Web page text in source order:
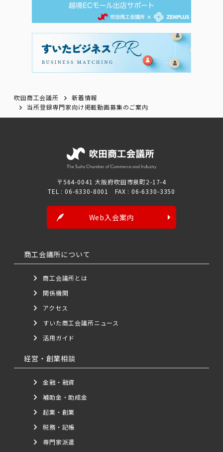
吹田商工会議所
新着情報
当所登録専門家向け掲載動画募集のご案内
〒564-0041 大阪府吹田市泉町2-17-4
TEL : 06-6330-8001 FAX : 06-6330-3350
Web入会案内
商工会議所について
商工会議所とは
関係機関
アクセス
すいた商工会議所ニュース
活用ガイド
経営・創業相談
金融・融資
補助金・助成金
起業・創業
税務・記帳
専門家派遣